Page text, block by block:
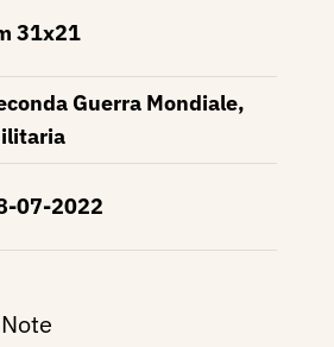
31x21
Guerra Mondiale,
07-2022